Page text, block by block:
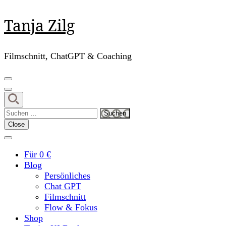
Skip
to
(Press
Enter)
Tanja Zilg
Filmschnitt, ChatGPT & Coaching
Suchen
nach:
Close
Für 0 €
Blog
Persönliches
Chat GPT
Filmschnitt
Flow & Fokus
Shop